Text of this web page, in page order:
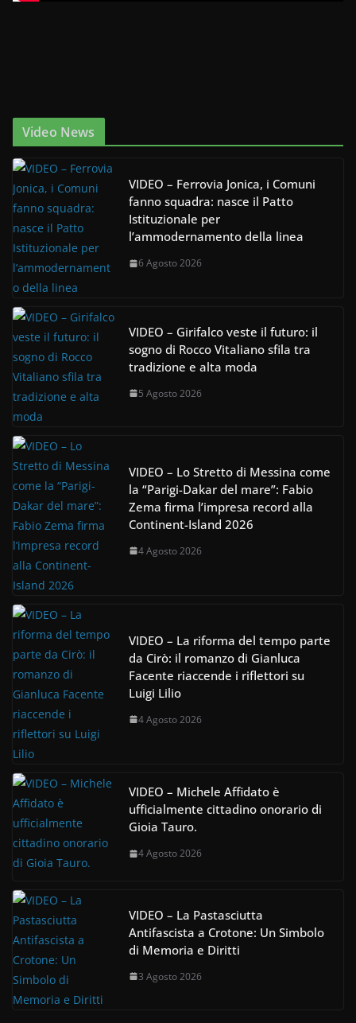
Video News
VIDEO – Ferrovia Jonica, i Comuni
fanno squadra: nasce il Patto
Istituzionale per
l’ammodernamento della linea
6 Agosto 2026
VIDEO – Girifalco veste il futuro: il
sogno di Rocco Vitaliano sfila tra
tradizione e alta moda
5 Agosto 2026
VIDEO – Lo Stretto di Messina come
la “Parigi-Dakar del mare”: Fabio
Zema firma l’impresa record alla
Continent-Island 2026
4 Agosto 2026
VIDEO – La riforma del tempo parte
da Cirò: il romanzo di Gianluca
Facente riaccende i riflettori su
Luigi Lilio
4 Agosto 2026
VIDEO – Michele Affidato è
ufficialmente cittadino onorario di
Gioia Tauro.
4 Agosto 2026
VIDEO – La Pastasciutta
Antifascista a Crotone: Un Simbolo
di Memoria e Diritti
3 Agosto 2026